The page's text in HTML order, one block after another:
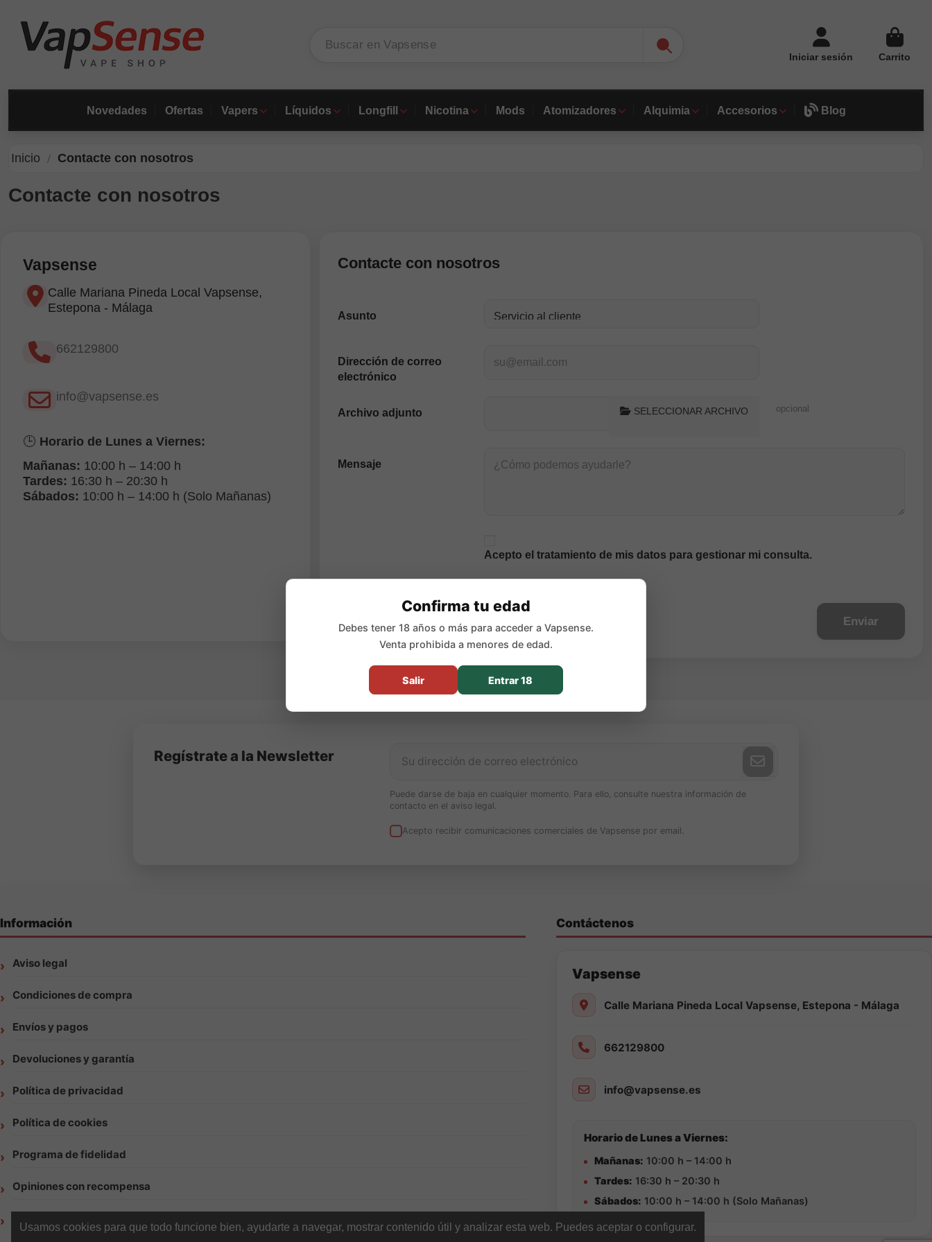
Iniciar sesión Carrito
Novedades Ofertas Vapers Líquidos Longfill Nicotina Mods Atomizadores Alquimia Accesorios Blog
Inicio Contacte con nosotros
Contacte con nosotros
Vapsense
Calle Mariana Pineda Local Vapsense,
Estepona - Málaga
662129800
info@vapsense.es
🕒 Horario de Lunes a Viernes:
Mañanas: 10:00 h – 14:00 h
Tardes: 16:30 h – 20:30 h
Sábados: 10:00 h – 14:00 h (Solo Mañanas)
Contacte con nosotros
Asunto
Dirección de correo
electrónico
Archivo adjunto SELECCIONAR ARCHIVO opcional
Mensaje
Acepto el tratamiento de mis datos para gestionar mi consulta.
Regístrate a la Newsletter
Puede darse de baja en cualquier momento. Para ello, consulte nuestra información de
contacto en el aviso legal.
Acepto recibir comunicaciones comerciales de Vapsense por email.
Información
Aviso legal
Condiciones de compra
Envíos y pagos
Devoluciones y garantía
Política de privacidad
Política de cookies
Programa de fidelidad
Opiniones con recompensa
Contáctenos
Vapsense
Calle Mariana Pineda Local Vapsense, Estepona - Málaga
662129800
info@vapsense.es
Horario de Lunes a Viernes:
Mañanas: 10:00 h – 14:00 h
Tardes: 16:30 h – 20:30 h
Sábados: 10:00 h – 14:00 h (Solo Mañanas)
Confirma tu edad
Debes tener 18 años o más para acceder a Vapsense.
Venta prohibida a menores de edad.
Salir Entrar 18
Usamos cookies para que todo funcione bien, ayudarte a navegar, mostrar contenido útil y analizar esta web. Puedes aceptar o configurar.